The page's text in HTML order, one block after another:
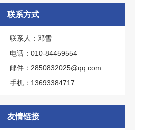
联系方式
联系人：邓雪
电话：010-84459554
邮件：2850832025@qq.com
手机：13693384717
友情链接